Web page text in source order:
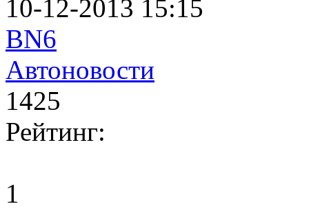
10-12-2013 15:15
BN6
Автоновости
1425
Рейтинг:
1